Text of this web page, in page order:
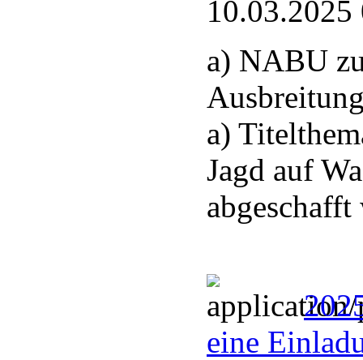
10.03.2025
a) NABU
a)
Jagd auf
abgeschafft
eine